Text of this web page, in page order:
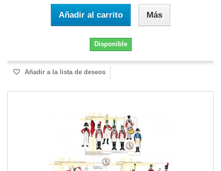
Añadir al carrito Más
Disponible
Añadir a la lista de deseos